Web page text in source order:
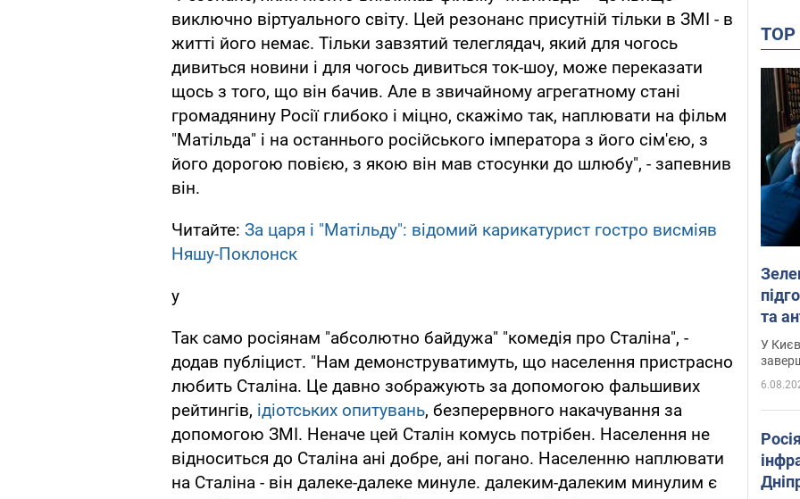
виключно віртуального світу. Цей резонанс присутній тільки в ЗМІ - в
житті його немає. Тільки завзятий телеглядач, який для чогось
дивиться новини і для чогось дивиться ток-шоу, може переказати
щось з того, що він бачив. Але в звичайному агрегатному стані
громадянину Росії глибоко і міцно, скажімо так, наплювати на фільм
"Матільда" і на останнього російського імператора з його сім'єю, з
його дорогою повією, з якою він мав стосунки до шлюбу", - запевнив
він.
Читайте: За царя і "Матільду": відомий карикатурист гостро висміяв
Няшу-Поклонск
у
Так само росіянам "абсолютно байдужа" "комедія про Сталіна", -
додав публіцист. "Нам демонструватимуть, що населення пристрасно
любить Сталіна. Це давно зображують за допомогою фальшивих
рейтингів, ідіотських опитувань, безперервного накачування за
допомогою ЗМІ. Неначе цей Сталін комусь потрібен. Населення не
відноситься до Сталіна ані добре, ані погано. Населенню наплювати
на Сталіна - він далеке-далеке минуле. далеким-далеким минулим є
та антибалістичної програми
У